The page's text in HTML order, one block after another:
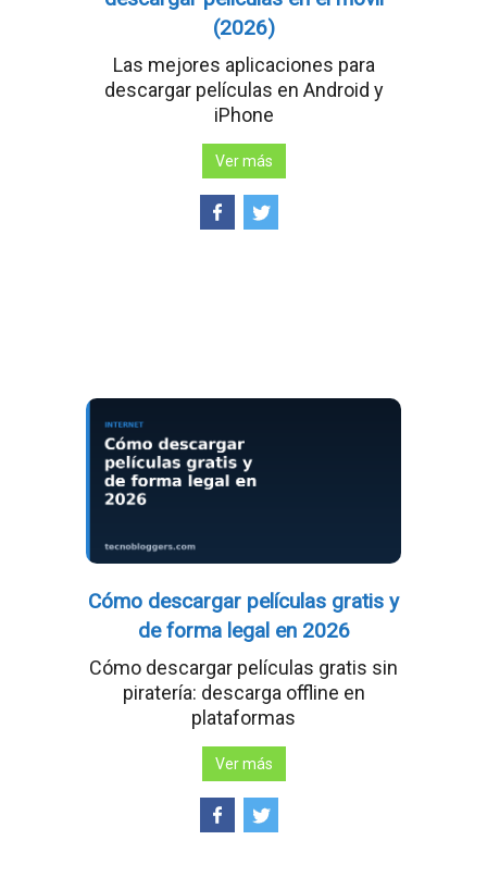
(2026)
Las mejores aplicaciones para
descargar películas en Android y
iPhone
Ver más
Cómo descargar películas gratis y
de forma legal en 2026
Cómo descargar películas gratis sin
piratería: descarga offline en
plataformas
Ver más